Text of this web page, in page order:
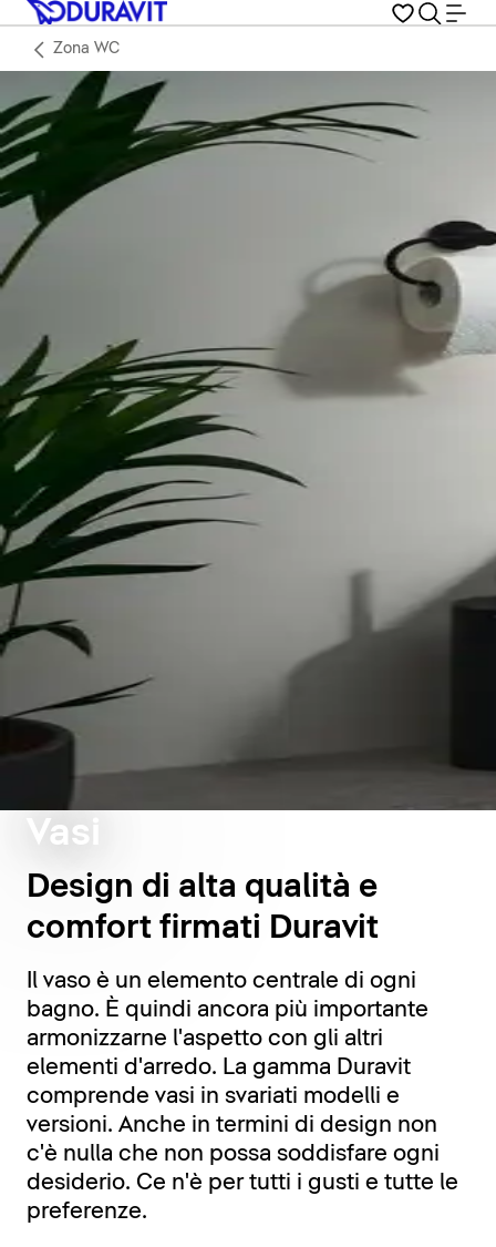
Zona WC
Vasi
Design di alta qualità e
comfort firmati Duravit
Il vaso è un elemento centrale di ogni
bagno. È quindi ancora più importante
armonizzarne l'aspetto con gli altri
elementi d'arredo. La gamma Duravit
comprende vasi in svariati modelli e
versioni. Anche in termini di design non
c'è nulla che non possa soddisfare ogni
desiderio. Ce n'è per tutti i gusti e tutte le
preferenze.